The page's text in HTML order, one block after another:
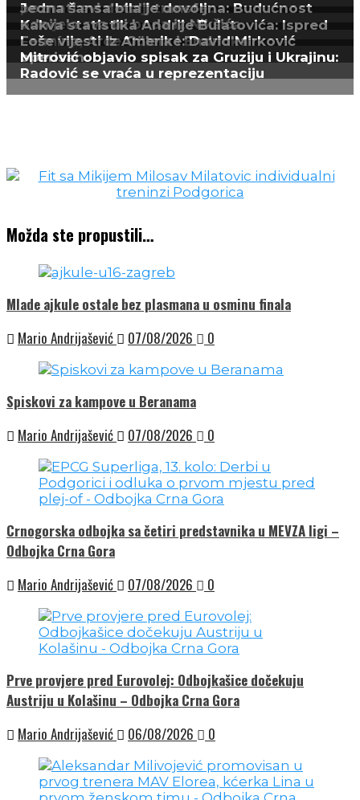
Možda ste propustili…
Mlade ajkule ostale bez plasmana u osminu finala
Mario Andrijašević
07/08/2026 0
Spiskovi za kampove u Beranama
Mario Andrijašević
07/08/2026 0
Crnogorska odbojka sa četiri predstavnika u MEVZA ligi –
Odbojka Crna Gora
Mario Andrijašević
07/08/2026 0
Prve provjere pred Eurovolej: Odbojkašice dočekuju
Austriju u Kolašinu – Odbojka Crna Gora
Mario Andrijašević
06/08/2026 0